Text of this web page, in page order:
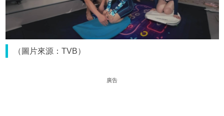
（圖片來源：TVB）
廣告